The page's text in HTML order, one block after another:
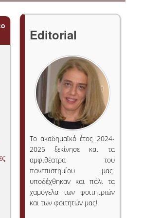
ΕΞΑΙΡΕΤΙΚΗΣ ΕΠΙΔΟΣΗΣ ΣΤΗ
ΔΥΝΑΜΙΚΟ
ΤΟΥ ΤΜΗΜΑΤΟΣ
ΔΙΔΑΚΤΟΡΕΣ
ΚΑΘΗΓΗΤΕΣ
Editorial
Το ακαδημαϊκό έτος 2024-
2025 ξεκίνησε και τα
αμφιθέατρα του
πανεπιστημίου μας
υποδέχθηκαν και πάλι τα
χαμόγελα των φοιτητριών
και των φοιτητών μας!